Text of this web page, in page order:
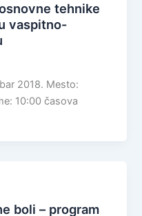
tehnike
vaspitno-
2018. Mesto:
10:00 časova
boli – program